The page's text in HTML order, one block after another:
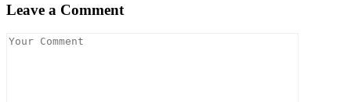
Leave a Comment